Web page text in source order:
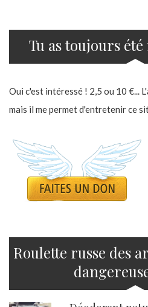
Tu as toujours
Oui c'est intéressé ! 2,5 ou 10 €...
mais il me permet d'entretenir ce
Roulette russe des